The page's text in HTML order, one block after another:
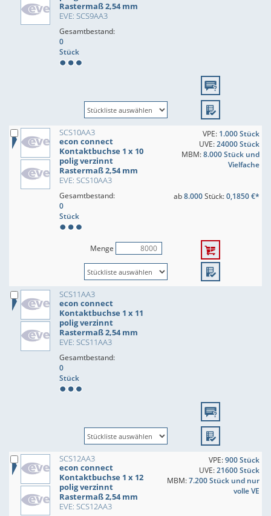
Rastermaß 2,54 mm
EVE: SCS9AA3
Gesamtbestand:
0
Stück
SCS10AA3
econ connect
Kontaktbuchse 1 x 10
polig verzinnt
Rastermaß 2,54 mm
EVE: SCS10AA3
VPE: 1.000 Stück
UVE:24000 Stück
MBM:8.000 Stück und
Vielfache
Gesamtbestand:
0
Stück
ab8.000Stück:0,1850 €*
Menge
SCS11AA3
econ connect
Kontaktbuchse 1 x 11
polig verzinnt
Rastermaß 2,54 mm
EVE: SCS11AA3
Gesamtbestand:
0
Stück
SCS12AA3
econ connect
Kontaktbuchse 1 x 12
polig verzinnt
Rastermaß 2,54 mm
EVE: SCS12AA3
VPE:900 Stück
UVE:21600 Stück
MBM:7.200 Stück und nur
volle VE